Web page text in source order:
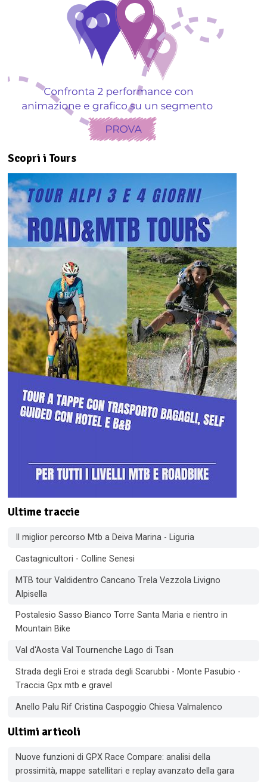
Scopri i Tours
Ultime traccie
Il miglior percorso Mtb a Deiva Marina - Liguria
Castagnicultori - Colline Senesi
MTB tour Valdidentro Cancano Trela Vezzola Livigno
Alpisella
Postalesio Sasso Bianco Torre Santa Maria e rientro in
Mountain Bike
Val d'Aosta Val Tournenche Lago di Tsan
Strada degli Eroi e strada degli Scarubbi - Monte Pasubio -
Traccia Gpx mtb e gravel
Anello Palu Rif Cristina Caspoggio Chiesa Valmalenco
Ultimi articoli
Nuove funzioni di GPX Race Compare: analisi della
prossimità, mappe satellitari e replay avanzato della gara